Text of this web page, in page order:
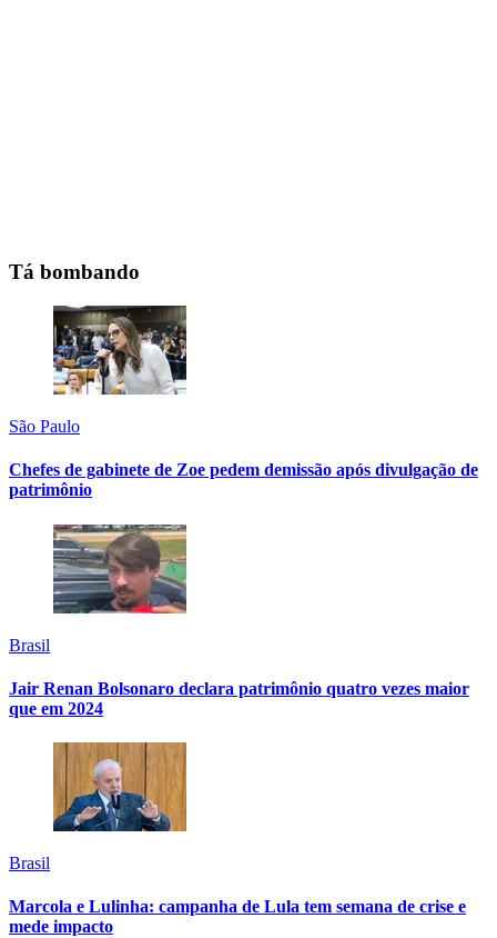
Tá bombando
São Paulo
Chefes de gabinete de Zoe pedem demissão após divulgação de
patrimônio
Brasil
Jair Renan Bolsonaro declara patrimônio quatro vezes maior
que em 2024
Brasil
Marcola e Lulinha: campanha de Lula tem semana de crise e
mede impacto